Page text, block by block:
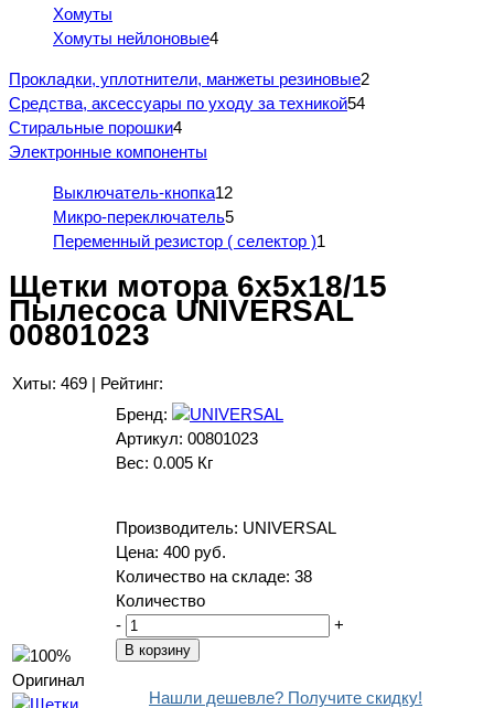
Хомуты
Хомуты нейлоновые4
Прокладки, уплотнители, манжеты резиновые2
Средства, аксессуары по уходу за техникой54
Стиральные порошки4
Электронные компоненты
Выключатель-кнопка12
Микро-переключатель5
Переменный резистор ( селектор )1
Щетки мотора 6x5x18/15
Пылесоса UNIVERSAL
00801023
Хиты: 469 | Рейтинг:
Бренд:
Артикул: 00801023
Вес: 0.005 Кг
Производитель: UNIVERSAL
Цена: 400 руб.
Количество на складе: 38
Количество
-
+
Нашли дешевле? Получите скидку!